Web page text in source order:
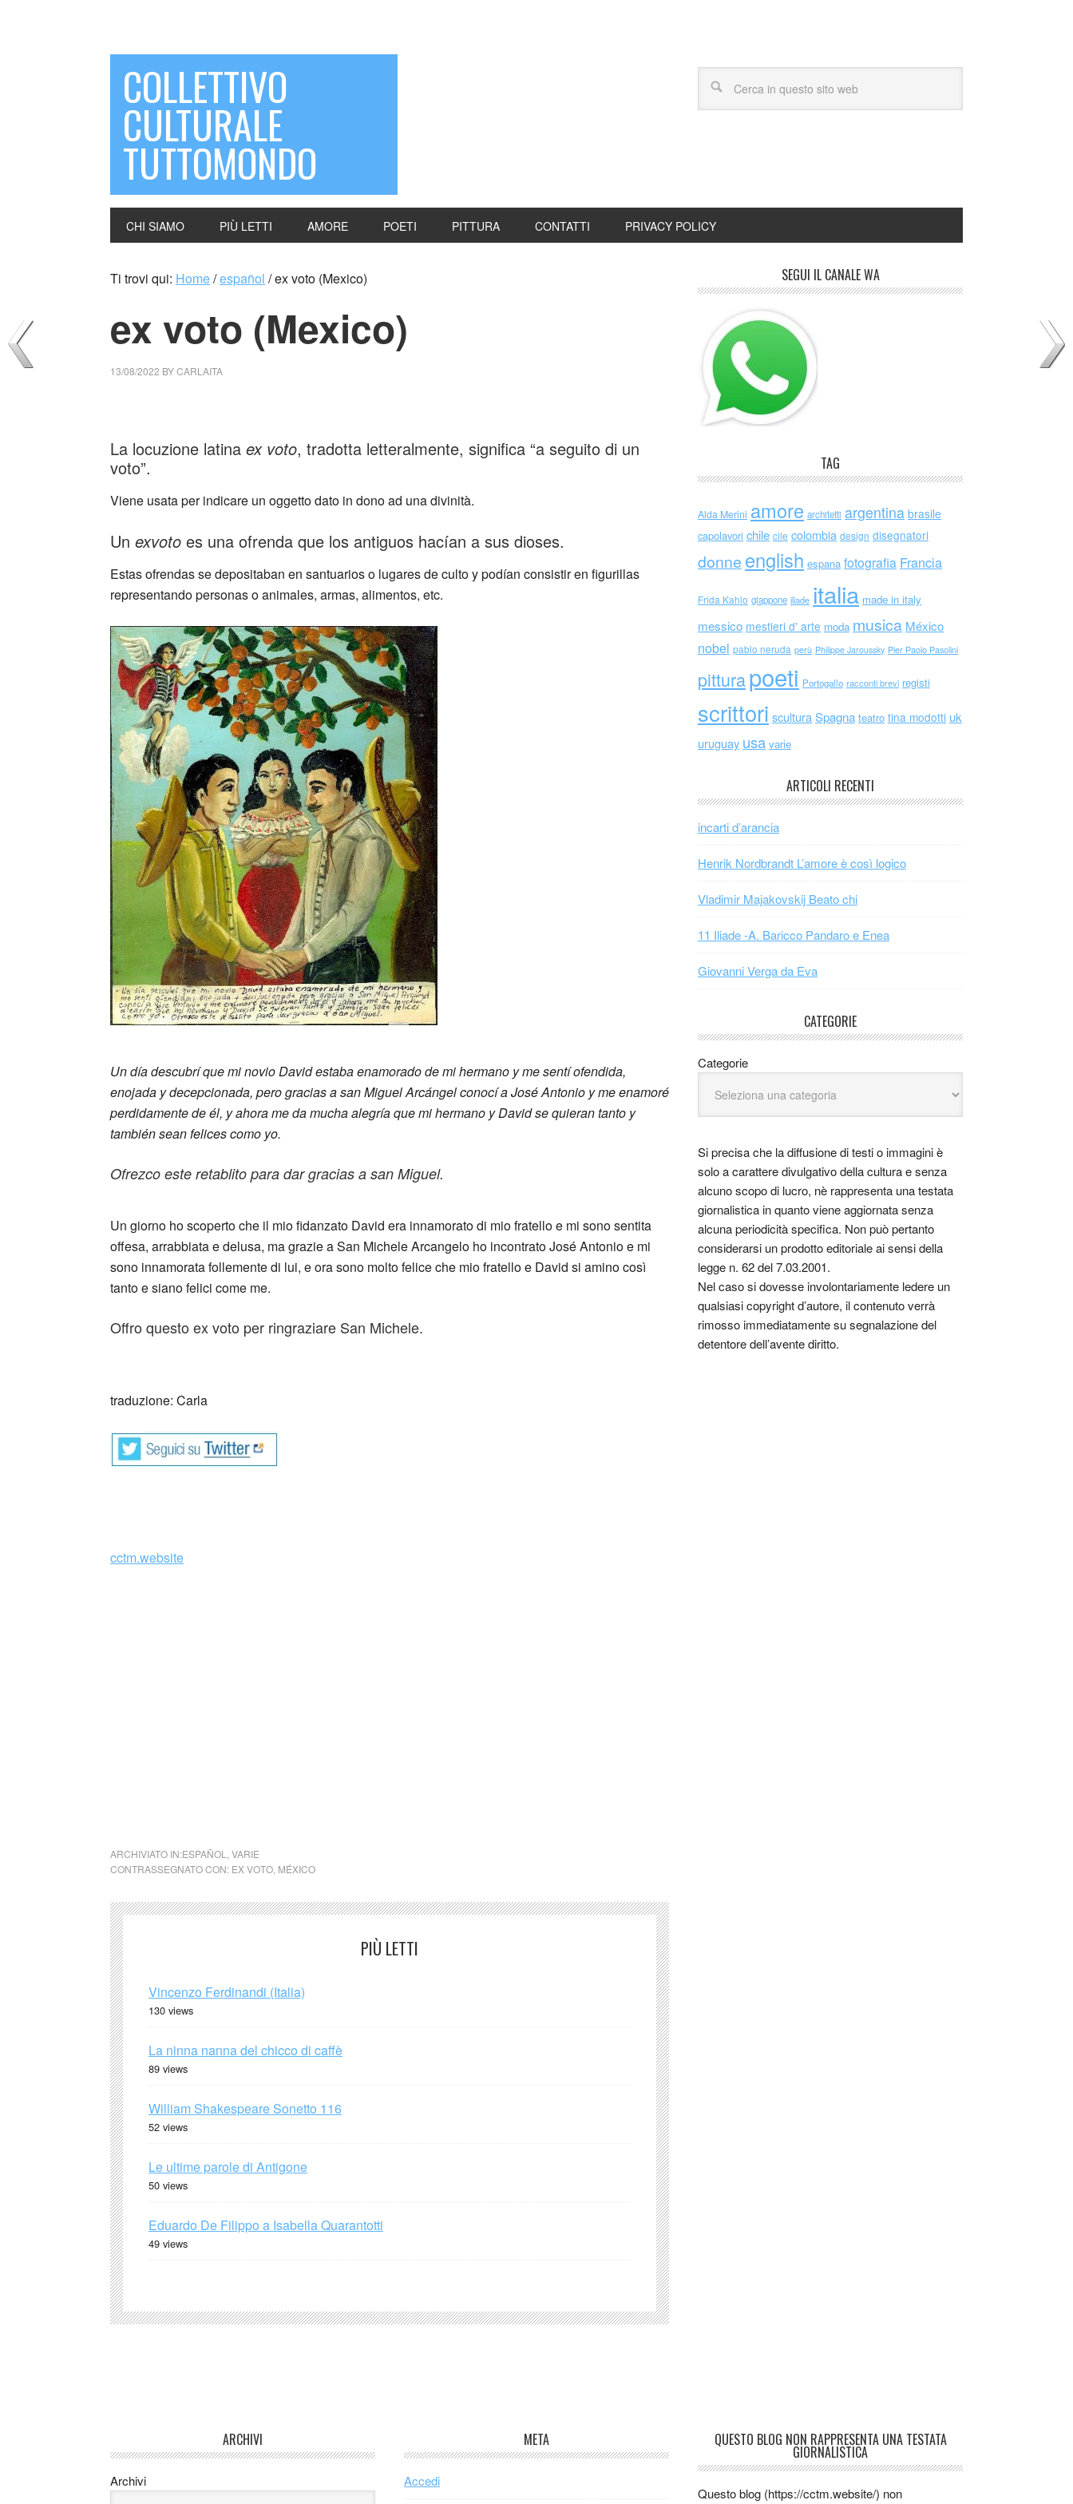
COLLETTIVO
CULTURALE
TUTTOMONDO
CHI SIAMO PIÙ LETTI AMORE POETI PITTURA CONTATTI PRIVACY POLICY
Ti trovi qui: Home/español /ex voto (Mexico)
ex voto (Mexico)
13/08/2022 BYCARLAITA
La locuzione latina ex voto, tradotta letteralmente, significa “a seguito di un
voto”.
Viene usata per indicare un oggetto dato in dono ad una divinità.
Un exvoto es una ofrenda que los antiguos hacían a sus dioses.
Estas ofrendas se depositaban en santuarios o lugares de culto y podían consistir en figurillas
representando personas o animales, armas, alimentos, etc.
Un día descubrí que mi novio David estaba enamorado de mi hermano y me sentí ofendida,
enojada y decepcionada, pero gracias a san Miguel Arcángel conocí a José Antonio y me enamoré
perdidamente de él, y ahora me da mucha alegría que mi hermano y David se quieran tanto y
también sean felices como yo.
Ofrezco este retablito para dar gracias a san Miguel.
Un giorno ho scoperto che il mio fidanzato David era innamorato di mio fratello e mi sono sentita
offesa, arrabbiata e delusa, ma grazie a San Michele Arcangelo ho incontrato José Antonio e mi
sono innamorata follemente di lui, e ora sono molto felice che mio fratello e David si amino così
tanto e siano felici come me.
Offro questo ex voto per ringraziare San Michele.
traduzione: Carla
cctm.website
ARCHIVIATO IN:ESPAÑOL
VARIE
CONTRASSEGNATO CON: EX VOTO MÉXICO
PIÙ LETTI
Vincenzo Ferdinandi (Italia)
130 views
La ninna nanna del chicco di caffè
89 views
William Shakespeare Sonetto 116
52 views
Le ultime parole di Antigone
50 views
Eduardo De Filippo a Isabella Quarantotti
49 views
SEGUI IL CANALE WA
TAG
Alda Merini amore architetti argentina brasile
capolavori chile cile colombia design disegnatori
donne english espana fotografia Francia
Frida Kahlo giappone iliade italia made in italy
messico mestieri d' arte moda musica México
nobel pablo neruda perù Philippe Jaroussky Pier Paolo Pasolini
pitturapoeti Portogallo racconti brevi registi
scrittori scultura Spagna teatro tina modotti uk
uruguay usa varie
ARTICOLI RECENTI
incarti d’arancia
Henrik Nordbrandt L’amore è così logico
Vladimir Majakovskij Beato chi
11 Iliade -A. Baricco Pandaro e Enea
Giovanni Verga da Eva
CATEGORIE
Categorie
Si precisa che la diffusione di testi o immagini è
solo a carattere divulgativo della cultura e senza
alcuno scopo di lucro, nè rappresenta una testata
giornalistica in quanto viene aggiornata senza
alcuna periodicità specifica. Non può pertanto
considerarsi un prodotto editoriale ai sensi della
legge n. 62 del 7.03.2001.
Nel caso si dovesse involontariamente ledere un
qualsiasi copyright d’autore, il contenuto verrà
rimosso immediatamente su segnalazione del
detentore dell’avente diritto.
ARCHIVI
Archivi
META
Accedi
QUESTO BLOG NON RAPPRESENTA UNA TESTATA
GIORNALISTICA
Questo blog (https://cctm.website/) non